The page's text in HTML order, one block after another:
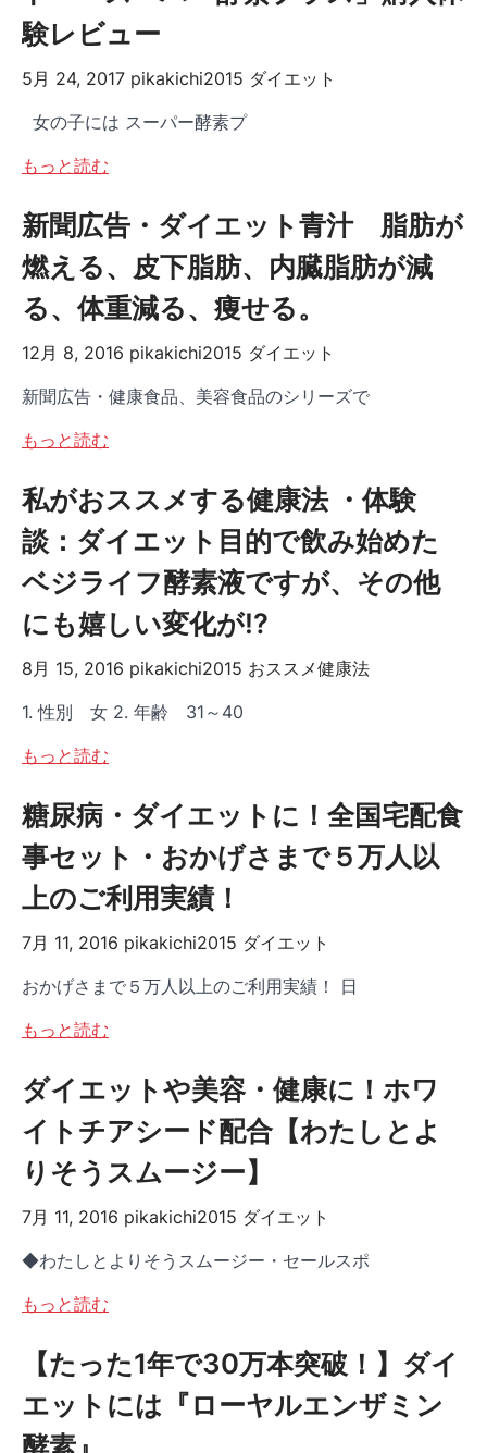
験レビュー
5月 24, 2017 pikakichi2015 ダイエット
女の子には スーパー酵素プ
もっと読む
新聞広告・ダイエット青汁 脂肪が
燃える、皮下脂肪、内臓脂肪が減
る、体重減る、痩せる。
12月 8, 2016 pikakichi2015 ダイエット
新聞広告・健康食品、美容食品のシリーズで
もっと読む
私がおススメする健康法 ・体験
談：ダイエット目的で飲み始めた
ベジライフ酵素液ですが、その他
にも嬉しい変化が!?
8月 15, 2016 pikakichi2015 おススメ健康法
1. 性別 女 2. 年齢 31～40
もっと読む
糖尿病・ダイエットに！全国宅配食
事セット・おかげさまで５万人以
上のご利用実績！
7月 11, 2016 pikakichi2015 ダイエット
おかげさまで５万人以上のご利用実績！ 日
もっと読む
ダイエットや美容・健康に！ホワ
イトチアシード配合【わたしとよ
りそうスムージー】
7月 11, 2016 pikakichi2015 ダイエット
◆わたしとよりそうスムージー・セールスポ
もっと読む
【たった1年で30万本突破！】ダイ
エットには『ローヤルエンザミン
酵素』